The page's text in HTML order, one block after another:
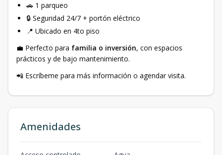
🚗 1 parqueo
🔒 Seguridad 24/7 + portón eléctrico
📍 Ubicado en 4to piso
💼 Perfecto para familia o inversión, con espacios
prácticos y de bajo mantenimiento.
📲 Escríbeme para más información o agendar visita.
Amenidades